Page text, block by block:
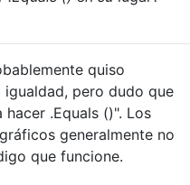
quiso
igualdad, pero dudo que
hacer .Equals ()". Los
generalmente no
que funcione.